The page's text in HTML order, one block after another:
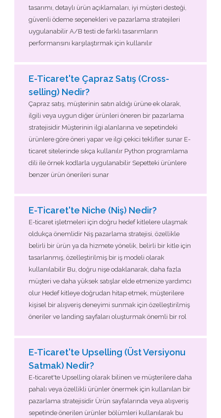
tasarımı, detaylı ürün açıklamaları, iyi müşteri desteği,
güvenli ödeme seçenekleri ve pazarlama stratejileri
uygulanabilir A/B testi de farklı tasarımların
performansını karşılaştırmak için kullanılır
E-Ticaret'te Çapraz Satış (Cross-
selling) Nedir?
Çapraz satış, müşterinin satın aldığı ürüne ek olarak,
ilgili veya uygun diğer ürünleri öneren bir pazarlama
stratejisidir Müşterinin ilgi alanlarına ve sepetindeki
ürünlere göre öneri yapar ve ilgi çekici teklifler sunar E-
ticaret sitelerinde sıkça kullanılır Python programlama
dili ile örnek kodlarla uygulanabilir Sepetteki ürünlere
benzer ürün önerileri sunar
E-Ticaret'te Niche (Niş) Nedir?
E-ticaret işletmeleri için doğru hedef kitlelere ulaşmak
oldukça önemlidir Niş pazarlama stratejisi, özellikle
belirli bir ürün ya da hizmete yönelik, belirli bir kitle için
tasarlanmış, özelleştirilmiş bir iş modeli olarak
kullanılabilir Bu, doğru nişe odaklanarak, daha fazla
müşteri ve daha yüksek satışlar elde etmenize yardımcı
olur Hedef kitleye doğrudan hitap etmek, müşterilere
kişisel bir alışveriş deneyimi sunmak için özelleştirilmiş
öneriler ve landing sayfaları oluşturmak önemli bir rol
E-Ticaret'te Upselling (Üst Versiyonu
Satmak) Nedir?
E-ticaret'te Upselling olarak bilinen ve müşterilere daha
pahalı veya özellikli ürünler önermek için kullanılan bir
pazarlama stratejisidir Ürün sayfalarında veya alışveriş
sepetinde önerilen ürünler bölümleri kullanılarak bu